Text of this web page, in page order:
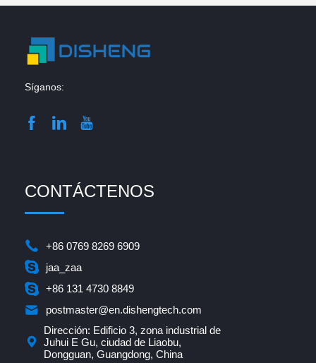
Síganos:
CONTÁCTENOS
+86 0769 8269 6909
jaa_zaa
+86 131 4730 8849
postmaster@en.dishengtech.com
Dirección: Edificio 3, zona industrial de
Juhui E Gu, ciudad de Liaobu,
Dongguan, Guangdong, China